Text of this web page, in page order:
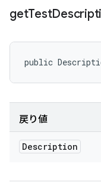
getTest
public
戻り値
Description